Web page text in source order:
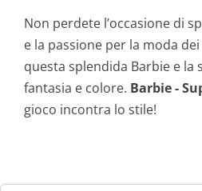
Non perdete l’occasione di
e la passione per la moda
questa splendida Barbie e la
fantasia e colore. Barbie -
gioco incontra lo stile!